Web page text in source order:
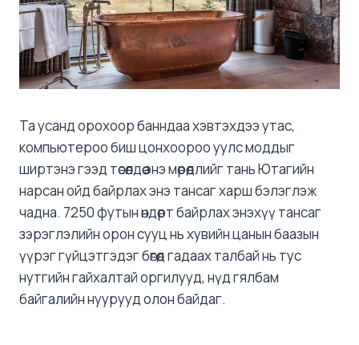
Та усанд орохоор банндаа хэвтэхдээ утас,
компьютероо биш цонхоороо уулс моддыг
ширтэнэ гээд төсөөлдөө энэ мөрөөдлийг тань Ютагийн
нарсан ойд байрлах энэ тансаг харш бэлэглэж
чадна. 7250 футын өндөрт байрлах энэхүү тансаг
зэрэглэлийн орон сууц нь хувийн цанын баазын
үүрэг гүйцэтгэдэг бөгөөд гадаах талбай нь тус
нутгийн гайхалтай оргилууд, нүд гялбам
байгалийн нуурууд олон байдаг.